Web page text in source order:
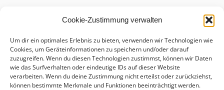
Cookie-Zustimmung verwalten
Um dir ein optimales Erlebnis zu bieten, verwenden wir Technologien wie
Cookies, um Geräteinformationen zu speichern und/oder darauf
zuzugreifen. Wenn du diesen Technologien zustimmst, können wir Daten
wie das Surfverhalten oder eindeutige IDs auf dieser Website
verarbeiten. Wenn du deine Zustimmung nicht erteilst oder zurückziehst,
können bestimmte Merkmale und Funktionen beeinträchtigt werden.